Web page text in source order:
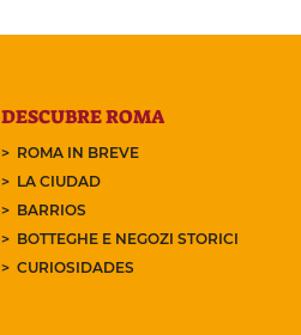
DESCUBRE ROMA
ROMA IN BREVE
LA CIUDAD
BARRIOS
BOTTEGHE E NEGOZI STORICI
CURIOSIDADES